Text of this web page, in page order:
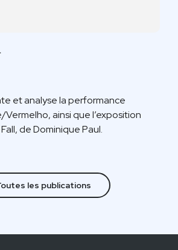
et analyse la performance
ainsi que l’exposition
de Dominique Paul.
les publications